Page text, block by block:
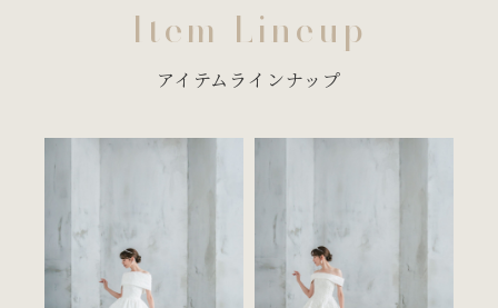
Item Lineup
アイテムラインナップ